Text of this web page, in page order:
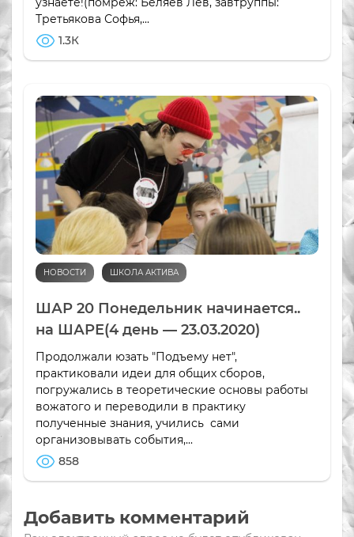
Третьякова Софья,...
1.3К
НОВОСТИ ШКОЛА АКТИВА
ШАР 20 Понедельник начинается..
на ШАРЕ(4 день — 23.03.2020)
Продолжали юзать "Подъему нет",
практиковали идеи для общих сборов,
погружались в теоретические основы работы
вожатого и переводили в практику
полученные знания, учились сами
организовывать события,...
858
Добавить комментарий